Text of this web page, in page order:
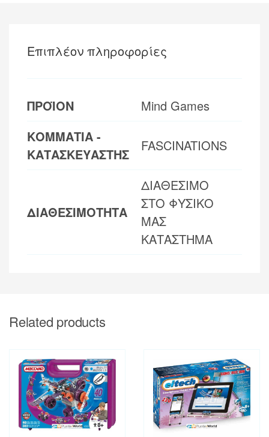
Επιπλέον πληροφορίες
ΠΡΟΪΟΝ
Mind Games
ΚΟΜΜΑΤΙΑ -
ΚΑΤΑΣΚΕΥΑΣΤΗΣ
FASCINATIONS
ΔΙΑΘΕΣΙΜΟΤΗΤΑ
ΔΙΑΘΕΣΙΜΟ
ΣΤΟ ΦΥΣΙΚΟ
ΜΑΣ
ΚΑΤΑΣΤΗΜΑ
Related products